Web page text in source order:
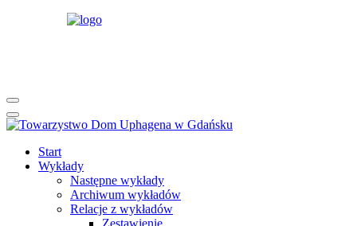
Start
Wykłady
Następne wykłady
Archiwum wykładów
Relacje z wykładów
Zestawienie